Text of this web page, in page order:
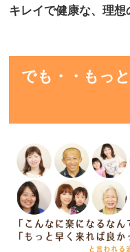
キレイで健康な、理想
でも・・もっ